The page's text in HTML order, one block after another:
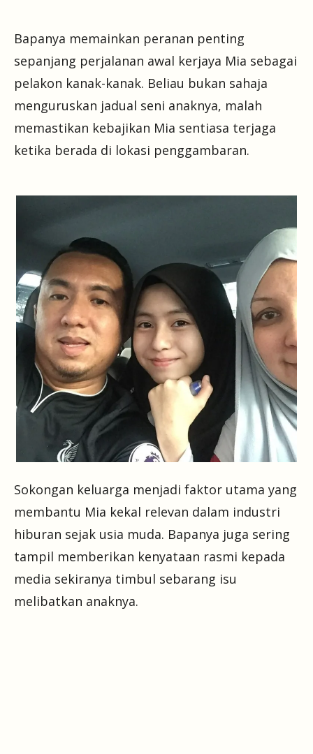
Bapanya memainkan peranan penting
sepanjang perjalanan awal kerjaya Mia sebagai
pelakon kanak-kanak. Beliau bukan sahaja
menguruskan jadual seni anaknya, malah
memastikan kebajikan Mia sentiasa terjaga
ketika berada di lokasi penggambaran.
Sokongan keluarga menjadi faktor utama yang
membantu Mia kekal relevan dalam industri
hiburan sejak usia muda. Bapanya juga sering
tampil memberikan kenyataan rasmi kepada
media sekiranya timbul sebarang isu
melibatkan anaknya.